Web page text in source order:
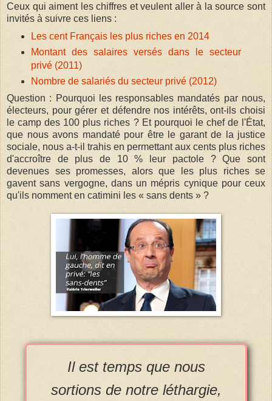
Ceux qui aiment les chiffres et veulent aller à la source sont
invités à suivre ces liens :
Les cent Français les plus riches en 2014
Montant des salaires versés dans le secteur
privé (2011)
Nombre de salariés du secteur privé (2012)
Question : Pourquoi les responsables mandatés par nous,
électeurs, pour gérer et défendre nos intérêts, ont-ils choisi
le camp des 100 plus riches ? Et pourquoi le chef de l'État,
que nous avons mandaté pour être le garant de la justice
sociale, nous a-t-il trahis en permettant aux cents plus riches
d'accroître de plus de 10 % leur pactole ? Que sont
devenues ses promesses, alors que les plus riches se
gavent sans vergogne, dans un mépris cynique pour ceux
qu'ils nomment en catimini les « sans dents » ?
Il est temps que nous
sortions de notre léthargie,